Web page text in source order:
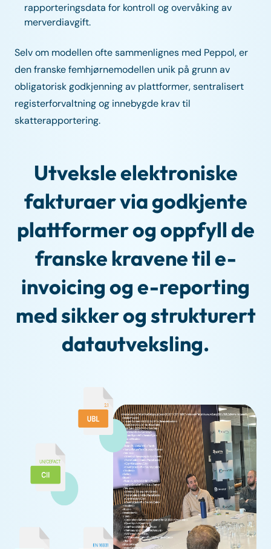
rapporteringsdata for kontroll og overvåking av
merverdiavgift.
Selv om modellen ofte sammenlignes med Peppol, er
den franske femhjørnemodellen unik på grunn av
obligatorisk godkjenning av plattformer, sentralisert
registerforvaltning og innebygde krav til
skatterapportering.
Utveksle elektroniske
fakturaer via godkjente
plattformer og oppfyll de
franske kravene til e-
invoicing og e-reporting
med sikker og strukturert
datautveksling.